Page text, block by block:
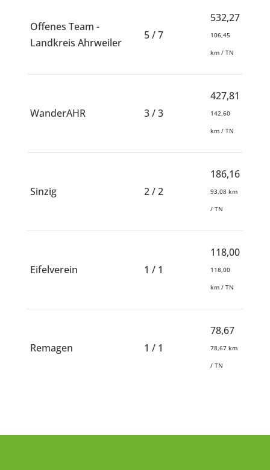
Offenes Team -
Landkreis Ahrweiler
5 / 7
532,27
106,45
km / TN
WanderAHR 3 / 3
427,81
142,60
km / TN
Sinzig 2 / 2
186,16
93,08 km
/ TN
Eifelverein 1 / 1
118,00
118,00
km / TN
Remagen 1 / 1
78,67
78,67 km
/ TN